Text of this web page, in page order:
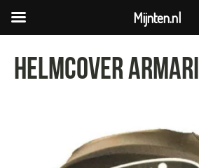
helmcover armari
Mijnten.nl